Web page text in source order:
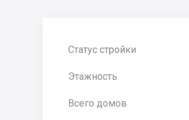
Статус стройки
Этажность
Всего домов